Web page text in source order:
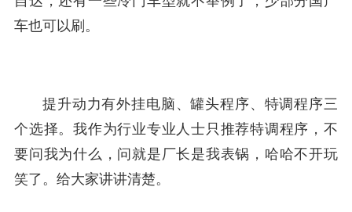
车也可以刷。
提升动力有外挂电脑、罐头程序、特调程序三
个选择。我作为行业专业人士只推荐特调程序，不
要问我为什么，问就是厂长是我表锅，哈哈不开玩
笑了。给大家讲讲清楚。